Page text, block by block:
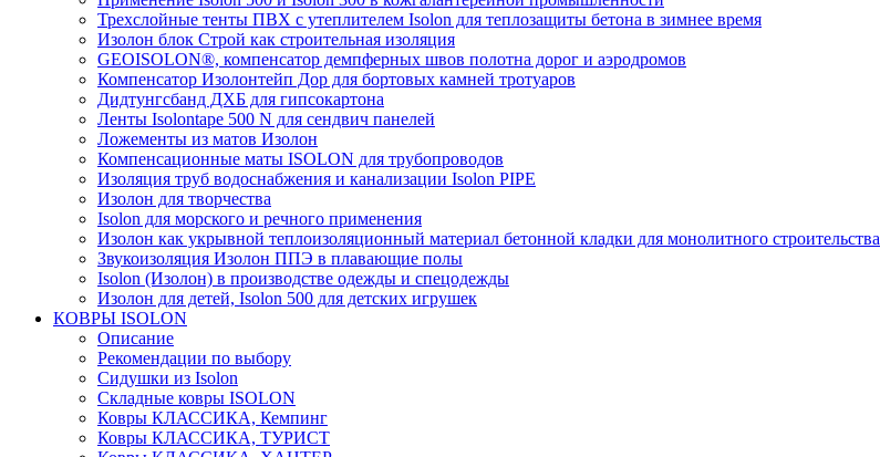
Трехслойные тенты ПВХ с утеплителем Isolon для теплозащиты бетона в зимнее время
Изолон блок Строй как строительная изоляция
GEOISOLON®, компенсатор демпферных швов полотна дорог и аэродромов
Компенсатор Изолонтейп Дор для бортовых камней тротуаров
Дидтунгсбанд ДХБ для гипсокартона
Ленты Isolontape 500 N для сендвич панелей
Ложементы из матов Изолон
Компенсационные маты ISOLON для трубопроводов
Изоляция труб водоснабжения и канализации Isolon PIPE
Изолон для творчества
Isolon для морского и речного применения
Изолон как укрывной теплоизоляционный материал бетонной кладки для монолитного строительства
Звукоизоляция Изолон ППЭ в плавающие полы
Isolon (Изолон) в производстве одежды и спецодежды
Изолон для детей, Isolon 500 для детских игрушек
КОВРЫ ISOLON
Описание
Рекомендации по выбору
Сидушки из Isolon
Складные ковры ISOLON
Ковры КЛАССИКА, Кемпинг
Ковры КЛАССИКА, ТУРИСТ